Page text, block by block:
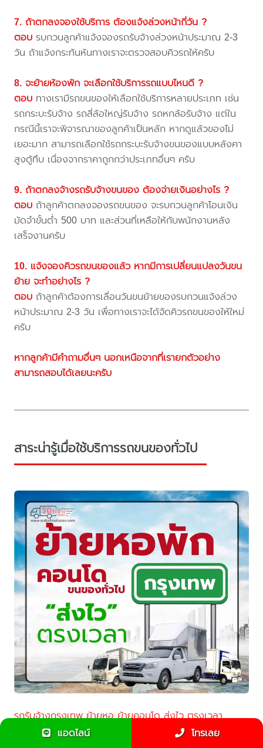
7. ถ้าตกลงจองใช้บริการ ต้องแจ้งล่วงหน้ากี่วัน ?
ตอบ รบกวนลูกค้าแจ้งจองรถรับจ้างล่วงหน้าประมาณ 2-3
วัน ถ้าแจ้งกระทันหันทางเราจะตรวจสอบคิวรถให้ครับ
8. จะย้ายห้องพัก จะเลือกใช้บริการรถแบบไหนดี ?
ตอบ ทางเรามีรถขนของให้เลือกใช้บริการหลายประเภท เช่น
รถกระบะรับจ้าง รถสี่ล้อใหญ่รับจ้าง รถหกล้อรับจ้าง แต่ใน
กรณีนี้เราจะพิจารณาของลูกค้าเป็นหลัก หากดูแล้วของไม่
เยอะมาก สามารถเลือกใช้รถกระบะรับจ้างขนของแบบหลังคา
สูงตู้ทึบ เนื่องจากราคาถูกกว่าประเภทอื่นๆ ครับ
9. ถ้าตกลงจ้างรถรับจ้างขนของ ต้องจ่ายเงินอย่างไร ?
ตอบ ถ้าลูกค้าตกลงจองรถขนของ จะรบกวนลูกค้าโอนเงิน
มัดจำขั้นต่ำ 500 บาท และส่วนที่เหลือให้กับพนักงานหลัง
เสร็จงานครับ
10. แจ้งจองคิวรถขนของแล้ว หากมีการเปลี่ยนแปลงวันขน
ย้าย จะทำอย่างไร ?
ตอบ ถ้าลูกค้าต้องการเลื่อนวันขนย้ายของรบกวนแจ้งล่วง
หน้าประมาณ 2-3 วัน เพื่อทางเราจะได้จัดคิวรถขนของให้ใหม่
ครับ
หากลูกค้ามีคำถามอื่นๆ นอกเหนือจากที่เรายกตัวอย่าง
สามารถสอบได้เลยนะครับ
สาระน่ารู้เมื่อใช้บริการรถขนของทั่วไป
รถรับจ้างกรุงเทพ ย้ายหอ ย้ายคอนโด ส่งไว ตรงเวลา
แอดไลน์
โทรเลย